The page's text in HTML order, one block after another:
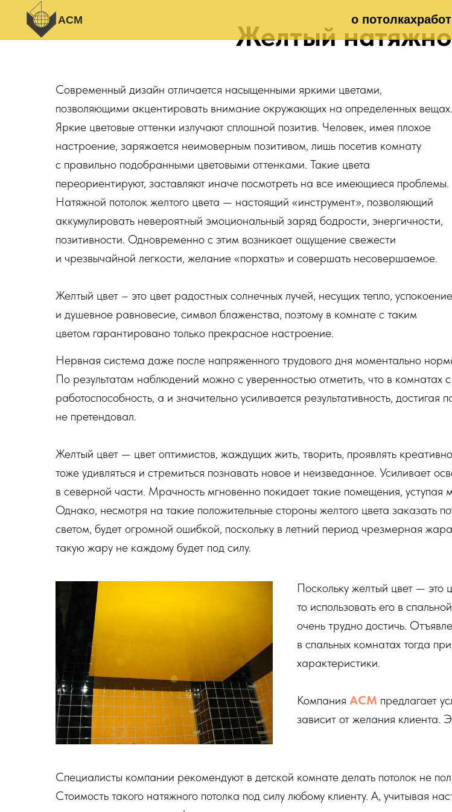
АСМ о потолках
Желтый
Современный дизайн отличается насыщенными яркими цветами,
позволяющими акцентировать внимание окружающих на определенных вещах.
Яркие цветовые оттенки излучают сплошной позитив. Человек, имея плохое
настроение, заряжается неимоверным позитивом, лишь посетив комнату
с правильно подобранными цветовыми оттенками. Такие цвета
переориентируют, заставляют иначе посмотреть на все имеющиеся проблемы.
Натяжной потолок желтого цвета — настоящий «инструмент», позволяющий
аккумулировать невероятный эмоциональный заряд бодрости, энергичности,
позитивности. Одновременно с этим возникает ощущение свежести
и чрезвычайной легкости, желание «порхать» и совершать несовершаемое.
Желтый цвет – это цвет радостных солнечных лучей, несущих тепло, успокоение
и душевное равновесие, символ блаженства, поэтому в комнате с таким
цветом гарантировано только прекрасное настроение.
Нервная система даже после напряженного трудового дня моментально
По результатам наблюдений можно с уверенностью отметить, что в
работоспособность, а и значительно усиливается результативность,
не претендовал.
Желтый цвет — цвет оптимистов, жаждущих жить, творить, проявлять
тоже удивляться и стремиться познавать новое и неизведанное. Усиливает
в северной части. Мрачность мгновенно покидает такие помещения, уступая
Однако, несмотря на такие положительные стороны желтого цвета заказать
светом, будет огромной ошибкой, поскольку в летний период чрезмерная
такую жару не каждому будет под силу.
Поскольку желтый цвет — это
то использовать его в
очень трудно достичь.
в спальных комнатах тогда
характеристики.
Компания АСМ предлагает
зависит от желания клиента.
Специалисты компании рекомендуют в детской комнате делать потолок не
Стоимость такого натяжного потолка под силу любому клиенту. А, учитывая